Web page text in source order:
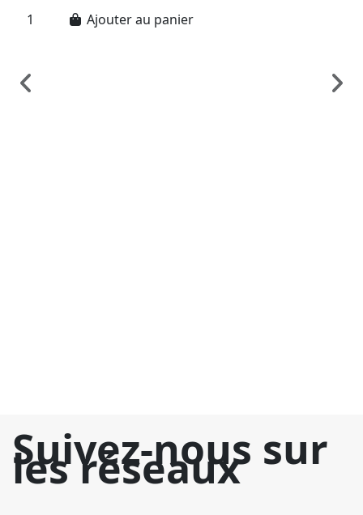
Ajouter au panier
Suivez-nous sur
les réseaux